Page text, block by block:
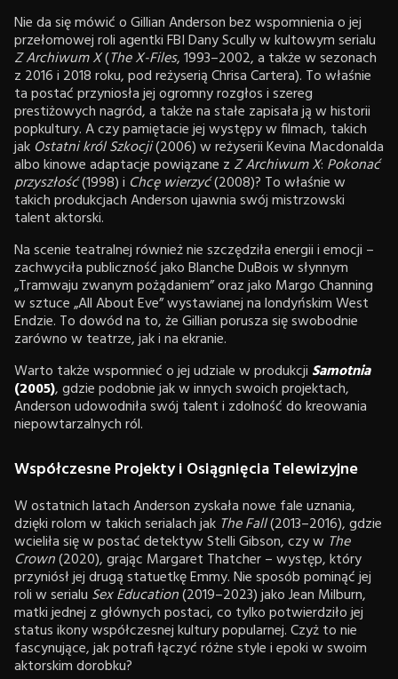
Nie da się mówić o Gillian Anderson bez wspomnienia o jej
przełomowej roli agentki FBI Dany Scully w kultowym serialu
Z Archiwum X(The X-Files, 1993–2002, a także w sezonach
z 2016 i 2018 roku, pod reżyserią Chrisa Cartera). To właśnie
ta postać przyniosła jej ogromny rozgłos i szereg
prestiżowych nagród, a także na stałe zapisała ją w historii
popkultury. A czy pamiętacie jej występy w filmach, takich
jak Ostatni król Szkocji(2006) w reżyserii Kevina Macdonalda
albo kinowe adaptacje powiązane z Z Archiwum X: Pokonać
przyszłość(1998) i Chcę wierzyć(2008)? To właśnie w
takich produkcjach Anderson ujawnia swój mistrzowski
talent aktorski.
Na scenie teatralnej również nie szczędziła energii i emocji –
zachwyciła publiczność jako Blanche DuBois w słynnym
„Tramwaju zwanym pożądaniem” oraz jako Margo Channing
w sztuce „All About Eve” wystawianej na londyńskim West
Endzie. To dowód na to, że Gillian porusza się swobodnie
zarówno w teatrze, jak i na ekranie.
Warto także wspomnieć o jej udziale w produkcji Samotnia
(2005), gdzie podobnie jak w innych swoich projektach,
Anderson udowodniła swój talent i zdolność do kreowania
niepowtarzalnych ról.
Współczesne Projekty i Osiągnięcia Telewizyjne
W ostatnich latach Anderson zyskała nowe fale uznania,
dzięki rolom w takich serialach jak The Fall(2013–2016), gdzie
wcieliła się w postać detektyw Stelli Gibson, czy w The
Crown(2020), grając Margaret Thatcher – występ, który
przyniósł jej drugą statuetkę Emmy. Nie sposób pominąć jej
roli w serialu Sex Education(2019–2023) jako Jean Milburn,
matki jednej z głównych postaci, co tylko potwierdziło jej
status ikony współczesnej kultury popularnej. Czyż to nie
fascynujące, jak potrafi łączyć różne style i epoki w swoim
aktorskim dorobku?